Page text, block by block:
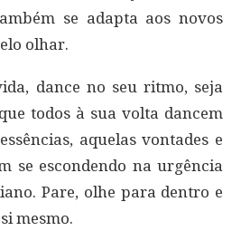
se adapta aos novos
olhar.
dance no seu ritmo, seja
todos à sua volta dancem
aquelas vontades e
se escondendo na urgência
Pare, olhe para dentro e
mesmo.